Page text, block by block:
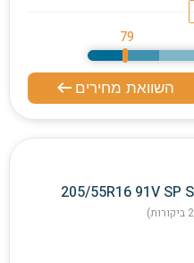
79
השוואת מחירים
205/55R16 91V SP
ביקורות)